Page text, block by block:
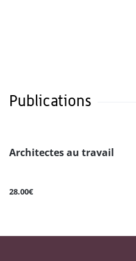
Publications
Architectes au travail
28.00€